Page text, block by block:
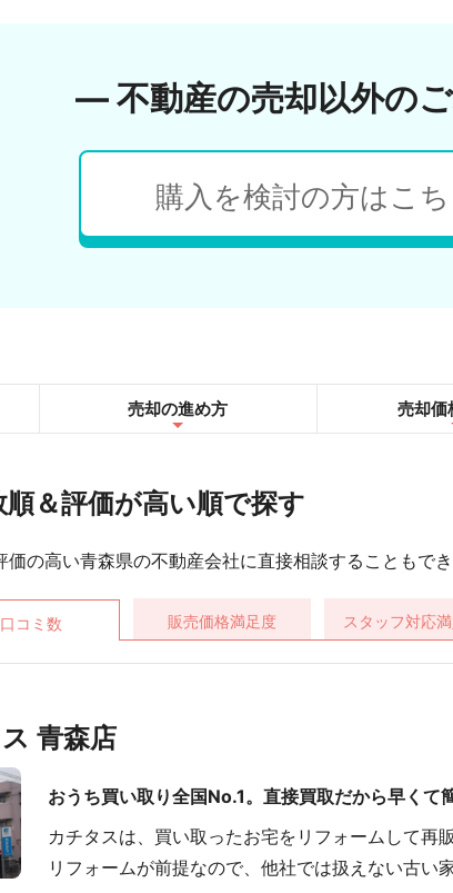
― 不動産の売却以外の
購入を検討の方はこち
売却の進め方 売却価
＆評価が高い順で探す
の高い青森県の不動産会社に直接相談することもでき
口コミ数 販売価格満足度 スタッフ対応
青森店
おうち買い取り全国No.1。直接買取だから早くて
カチタスは、買い取ったお宅をリフォームして再
リフォームが前提なので、他社では扱えない古い